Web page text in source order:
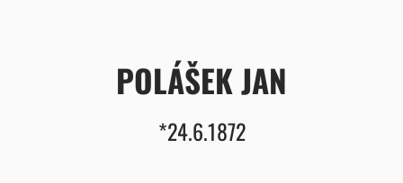
POLÁŠEK JAN
*24.6.1872